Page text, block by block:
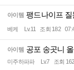
아이템 팽드나이프 질
베케 Lv.11 조회 182
아이템 공포 송곳니
미주하파파 Lv.7 조회 162